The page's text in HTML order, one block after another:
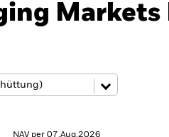
NAV per 07.Aug.2026